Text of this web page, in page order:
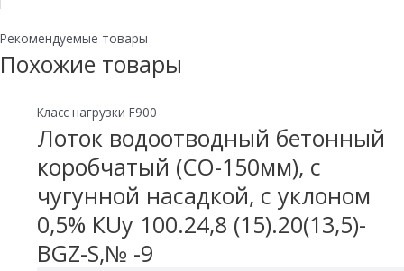
Рекомендуемые товары
Похожие товары
Класс нагрузки F900
Лоток водоотводный бетонный
коробчатый (СО-150мм), с
чугунной насадкой, с уклоном
0,5% КUу 100.24,8 (15).20(13,5)-
BGZ-S,№ -9